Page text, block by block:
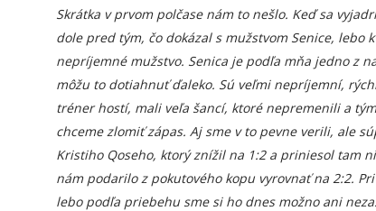
Skrátka v prvom polčase nám to nešlo. Keď sa
dole pred tým, čo dokázal s mužstvom Senice,
nepríjemné mužstvo. Senica je podľa mňa jedno z
môžu to dotiahnuť ďaleko. Sú veľmi nepríjemní,
tréner hostí, mali veľa šancí, ktoré nepremenili a
chceme zlomiť zápas. Aj sme v to pevne verili, ale
Kristiho Qoseho, ktorý znížil na 1:2 a priniesol tam
nám podarilo z pokutového kopu vyrovnať na 2:2.
lebo podľa priebehu sme si ho dnes možno ani